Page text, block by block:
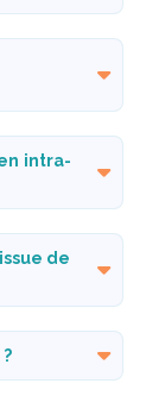
intra-
de